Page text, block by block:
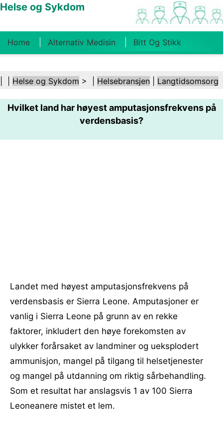
Helse og Sykdom
Home Alternativ Medisin Bitt Og Stikk
Kosthold Og Ernæring Familiehelse
Helsebransjen Psykisk Helse Folkehelse Og
Helse og Sykdom > | Helsebransjen Langtidsomsorg
Hvilket land har høyest amputasjonsfrekvens på
verdensbasis?
Landet med høyest amputasjonsfrekvens på
verdensbasis er Sierra Leone. Amputasjoner er
vanlig i Sierra Leone på grunn av en rekke
faktorer, inkludert den høye forekomsten av
ulykker forårsaket av landminer og ueksplodert
ammunisjon, mangel på tilgang til helsetjenester
og mangel på utdanning om riktig sårbehandling.
Som et resultat har anslagsvis 1 av 100 Sierra
Leoneanere mistet et lem.